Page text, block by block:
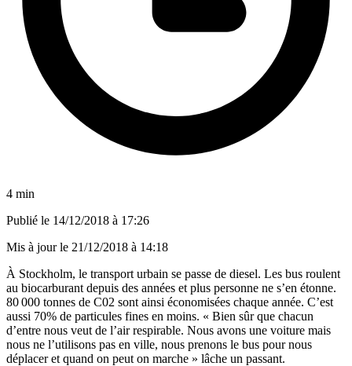
4 min
Publié le 14/12/2018 à 17:26
Mis à jour le 21/12/2018 à 14:18
À Stockholm, le transport urbain se passe de diesel. Les bus roulent
au biocarburant depuis des années et plus personne ne s’en étonne.
80 000 tonnes de C02 sont ainsi économisées chaque année. C’est
aussi 70% de particules fines en moins. « Bien sûr que chacun
d’entre nous veut de l’air respirable. Nous avons une voiture mais
nous ne l’utilisons pas en ville, nous prenons le bus pour nous
déplacer et quand on peut on marche » lâche un passant.